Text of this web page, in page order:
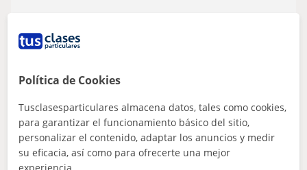
Palma De Mallorca
Todos los cursos
Política de Cookies
Tusclasesparticulares almacena datos, tales como cookies,
para garantizar el funcionamiento básico del sitio,
personalizar el contenido, adaptar los anuncios y medir
su eficacia, así como para ofrecerte una mejor
experiencia.